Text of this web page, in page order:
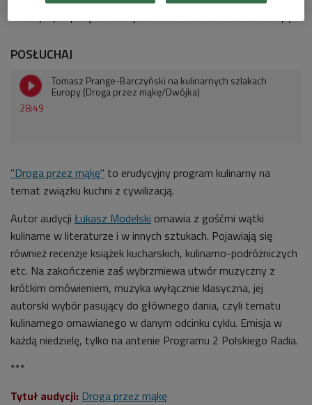
niezwykłych połączeniach jedzenia i wina na szlakach Europy".
POSŁUCHAJ
28:49
Tomasz Prange-Barczyński na kulinarnych szlakach
Europy (Droga przez mąkę/Dwójka)
"Droga przez mąkę" to erudycyjny program kulinarny na
temat związku kuchni z cywilizacją.
Autor audycji Łukasz Modelski omawia z gośćmi wątki
kulinarne w literaturze i w innych sztukach. Pojawiają się
również recenzje książek kucharskich, kulinarno-podróżniczych
etc. Na zakończenie zaś wybrzmiewa utwór muzyczny z
krótkim omówieniem, muzyka wyłącznie klasyczna, jej
autorski wybór pasujący do głównego dania, czyli tematu
kulinarnego omawianego w danym odcinku cyklu. Emisja w
każdą niedzielę, tylko na antenie Programu 2 Polskiego Radia.
***
Tytuł audycji: Droga przez mąkę